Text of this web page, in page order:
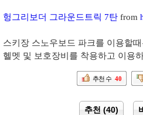
헝그리보더 그라운드트릭 7탄 from
스키장 스노우보드 파크를 이용할
헬멧 및 보호장비를 착용하고 이용
추천 수 40
추천 (40)